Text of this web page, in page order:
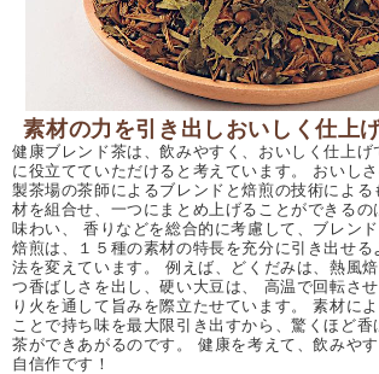
素材の力を引き出しおいしく仕上
健康ブレンド茶は、飲みやすく、おいしく仕上
に役立てていただけると考えています。 おいし
製茶場の茶師によるブレンドと焙煎の技術によ
材を組合せ、一つにまとめ上げることができるの
味わい、 香りなどを総合的に考慮して、ブレンド
焙煎は、１５種の素材の特長を充分に引き出せる
法を変えています。 例えば、どくだみは、熱風
つ香ばしさを出し、硬い大豆は、 高温で回転さ
り火を通して旨みを際立たせています。 素材に
ことで持ち味を最大限引き出すから、驚くほど香
茶ができあがるのです。 健康を考えて、飲みや
自信作です！